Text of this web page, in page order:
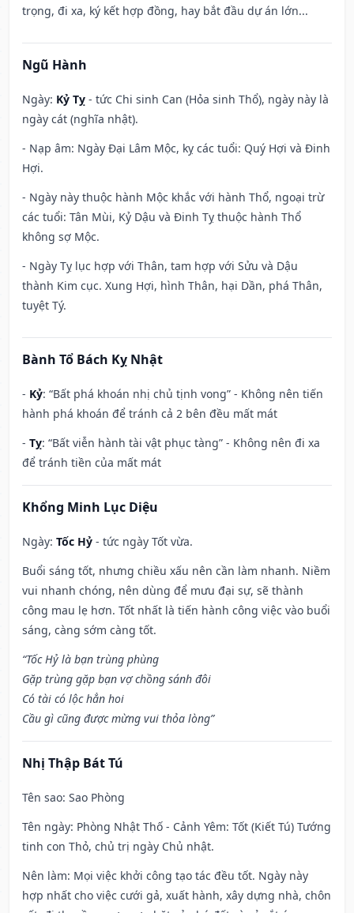
trọng, đi xa, ký kết hợp đồng, hay bắt đầu dự án lớn...
Ngũ Hành
Ngày: Kỷ Tỵ - tức Chi sinh Can (Hỏa sinh Thổ), ngày này là
ngày cát (nghĩa nhật).
- Nạp âm: Ngày Đại Lâm Mộc, kỵ các tuổi: Quý Hợi và Đinh
Hợi.
- Ngày này thuộc hành Mộc khắc với hành Thổ, ngoại trừ
các tuổi: Tân Mùi, Kỷ Dậu và Đinh Tỵ thuộc hành Thổ
không sợ Mộc.
- Ngày Tỵ lục hợp với Thân, tam hợp với Sửu và Dậu
thành Kim cục. Xung Hợi, hình Thân, hại Dần, phá Thân,
tuyệt Tý.
Bành Tổ Bách Kỵ Nhật
- Kỷ: “Bất phá khoán nhị chủ tịnh vong” - Không nên tiến
hành phá khoán để tránh cả 2 bên đều mất mát
- Tỵ: “Bất viễn hành tài vật phục tàng” - Không nên đi xa
để tránh tiền của mất mát
Khổng Minh Lục Diệu
Ngày: Tốc Hỷ - tức ngày Tốt vừa.
Buổi sáng tốt, nhưng chiều xấu nên cần làm nhanh. Niềm
vui nhanh chóng, nên dùng để mưu đại sự, sẽ thành
công mau lẹ hơn. Tốt nhất là tiến hành công việc vào buổi
sáng, càng sớm càng tốt.
“Tốc Hỷ là bạn trùng phùng
Gặp trùng gặp bạn vợ chồng sánh đôi
Có tài có lộc hẳn hoi
Cầu gì cũng được mừng vui thỏa lòng”
Nhị Thập Bát Tú
Tên sao: Sao Phòng
Tên ngày: Phòng Nhật Thố - Cảnh Yêm: Tốt (Kiết Tú) Tướng
tinh con Thỏ, chủ trị ngày Chủ nhật.
Nên làm: Mọi việc khởi công tạo tác đều tốt. Ngày này
hợp nhất cho việc cưới gả, xuất hành, xây dựng nhà, chôn